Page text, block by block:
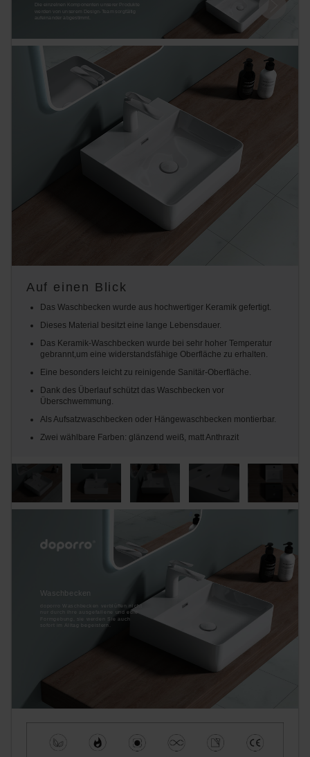
Die einzelnen Komponenten unserer Produkte
werden von unserem Design-Team sorgfältig
aufeinander abgestimmt.
Auf einen Blick
Das Waschbecken wurde aus hochwertiger Keramik gefertigt.
Dieses Material besitzt eine lange Lebensdauer.
Das Keramik-Waschbecken wurde bei sehr hoher Temperatur
gebrannt,um eine widerstandsfähige Oberfläche zu erhalten.
Eine besonders leicht zu reinigende Sanitär-Oberfläche.
Dank des Überlauf schützt das Waschbecken vor
Überschwemmung.
Als Aufsatzwaschbecken oder Hängewaschbecken montierbar.
Zwei wählbare Farben: glänzend weiß, matt Anthrazit
Waschbecken
doporro Waschbecken verblüffen nicht
nur durch ihre ausgefallene und edle
Formgebung, sie werden Sie auch
sofort im Alltag begeistern.